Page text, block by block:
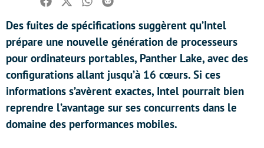
Facebook
TwitterWhatsapp
Reddit
Des fuites de spécifications suggèrent qu’Intel
prépare une nouvelle génération de processeurs
pour ordinateurs portables, Panther Lake, avec des
configurations allant jusqu’à 16 cœurs. Si ces
informations s’avèrent exactes, Intel pourrait bien
reprendre l’avantage sur ses concurrents dans le
domaine des performances mobiles.